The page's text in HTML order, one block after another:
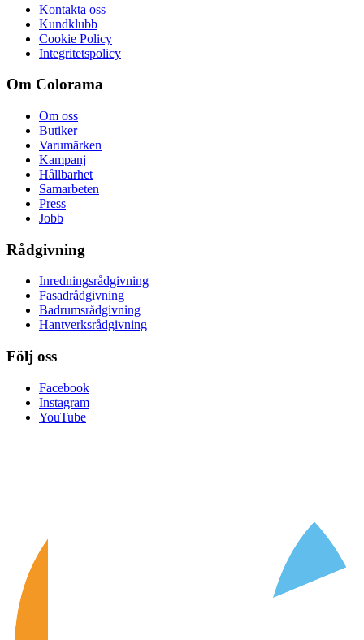
Kontakta oss
Kundklubb
Cookie Policy
Integritetspolicy
Om Colorama
Om oss
Butiker
Varumärken
Kampanj
Hållbarhet
Samarbeten
Press
Jobb
Rådgivning
Inredningsrådgivning
Fasadrådgivning
Badrumsrådgivning
Hantverksrådgivning
Följ oss
Facebook
Instagram
YouTube